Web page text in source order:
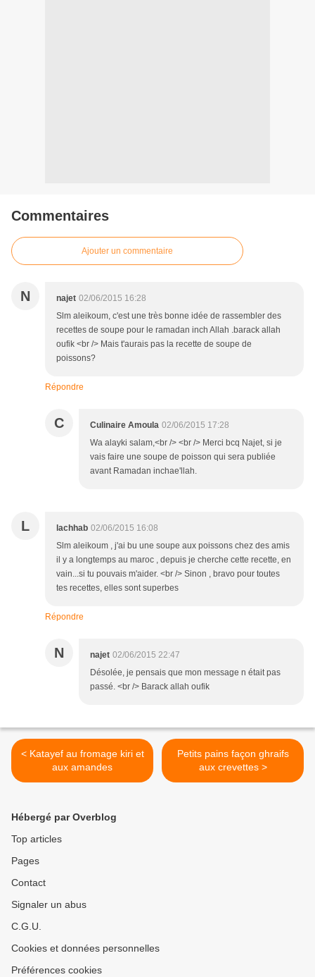
Commentaires
Ajouter un commentaire
N najet 02/06/2015 16:28
Slm aleikoum, c'est une très bonne idée de rassembler des
recettes de soupe pour le ramadan inch Allah .barack allah
oufik <br /> Mais t'aurais pas la recette de soupe de
poissons?
Répondre
C Culinaire Amoula 02/06/2015 17:28
Wa alayki salam,<br /> <br /> Merci bcq Najet, si je
vais faire une soupe de poisson qui sera publiée
avant Ramadan inchae'llah.
L lachhab 02/06/2015 16:08
Slm aleikoum , j'ai bu une soupe aux poissons chez des amis
il y a longtemps au maroc , depuis je cherche cette recette, en
vain...si tu pouvais m'aider. <br /> Sinon , bravo pour toutes
tes recettes, elles sont superbes
Répondre
N najet 02/06/2015 22:47
Désolée, je pensais que mon message n était pas
passé. <br /> Barack allah oufik
< Katayef au fromage kiri et
aux amandes
Petits pains façon ghraifs
aux crevettes >
Hébergé par Overblog
Top articles
Pages
Contact
Signaler un abus
C.G.U.
Cookies et données personnelles
Préférences cookies